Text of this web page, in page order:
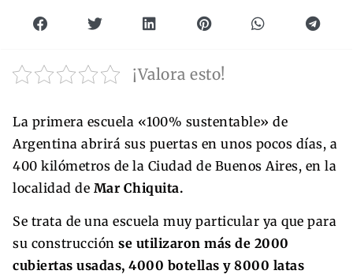
¡Valora esto!
La primera escuela «100% sustentable» de
Argentina abrirá sus puertas en unos pocos días, a
400 kilómetros de la Ciudad de Buenos Aires, en la
localidad de Mar Chiquita.
Se trata de una escuela muy particular ya que para
su construcción se utilizaron más de 2000
cubiertas usadas, 4000 botellas y 8000 latas